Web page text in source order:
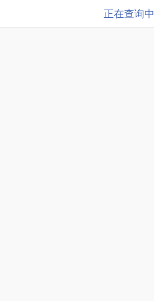
正在查询中